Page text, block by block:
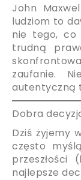
John
ludziom to
nie tego, co
trudną
zaufanie.
autentyczną
Dobra
Dziś żyjemy
często
przeszłości
najlepsze